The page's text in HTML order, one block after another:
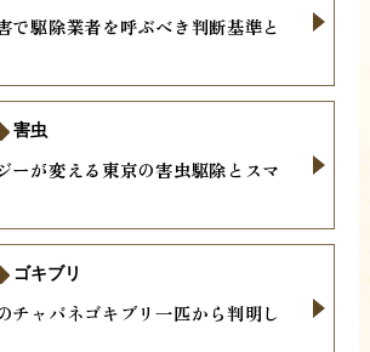
で駆除業者を呼ぶべき判断基準と
ーが変える東京の害虫駆除とスマ
害虫
チャバネゴキブリ一匹から判明し
ゴキブリ